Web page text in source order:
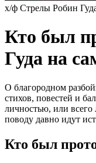
х/ф Стрелы Робин
Кто был
Гуда на
О благородном
стихов, повестей и
личностью, или
поводу давно идут
Кто был